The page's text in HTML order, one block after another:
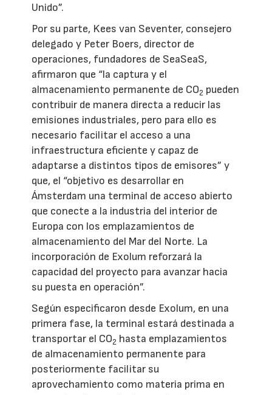
Unido”.
Por su parte, Kees van Seventer, consejero
delegado y Peter Boers, director de
operaciones, fundadores de SeaSeaS,
afirmaron que “la captura y el
almacenamiento permanente de CO2 pueden
contribuir de manera directa a reducir las
emisiones industriales, pero para ello es
necesario facilitar el acceso a una
infraestructura eficiente y capaz de
adaptarse a distintos tipos de emisores” y
que, el “objetivo es desarrollar en
Ámsterdam una terminal de acceso abierto
que conecte a la industria del interior de
Europa con los emplazamientos de
almacenamiento del Mar del Norte. La
incorporación de Exolum reforzará la
capacidad del proyecto para avanzar hacia
su puesta en operación”.
Según especificaron desde Exolum, en una
primera fase, la terminal estará destinada a
transportar el CO2 hasta emplazamientos
de almacenamiento permanente para
posteriormente facilitar su
aprovechamiento como materia prima en